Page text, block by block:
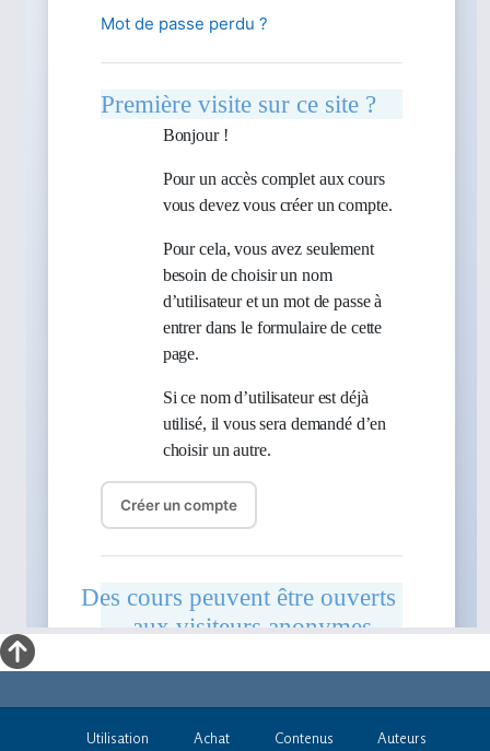
Utilisation Achat Contenus Auteurs